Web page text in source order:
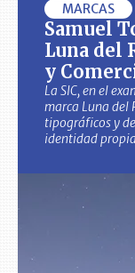
MARCAS
Samuel
Luna del
y
La SIC, en el
marca Luna del
tipográficos y
identidad propia